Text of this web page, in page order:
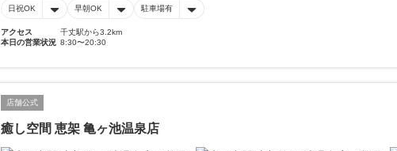
日祝OK 早朝OK 駐車場有
アクセス
千丈駅から3.2km
本日の営業状況 8:30〜20:30
店舗公式
癒し空間 恵架 亀ヶ池温泉店